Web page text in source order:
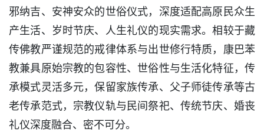
邪纳吉、安神安众的世俗仪式，深度适配高原民众生
产生活、岁时节庆、人生礼仪的现实需求。相较于藏
传佛教严谨规范的戒律体系与出世修行特质，康巴苯
教兼具原始宗教的包容性、世俗性与生活化特征，传
承模式灵活多元，保留家族传承、父子师徒传承等古
老传承范式，宗教仪轨与民间祭祀、传统节庆、婚丧
礼仪深度融合、密不可分。